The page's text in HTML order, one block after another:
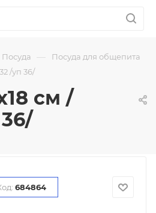
Посуда — Посуда для общепита
/уп 36/
см /
684864